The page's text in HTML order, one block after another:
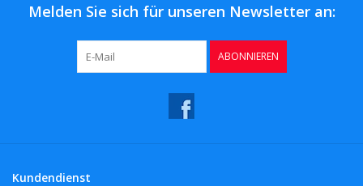
Melden Sie sich für unseren Newsletter an:
ABONNIEREN
Kundendienst